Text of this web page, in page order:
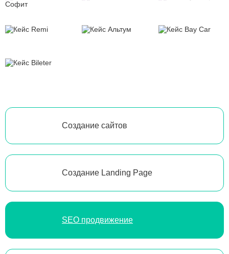
Создание сайтов
Создание Landing Page
SEO продвижение